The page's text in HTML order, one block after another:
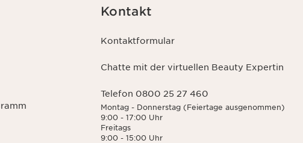
du jederzeit mit
Kontakt
Kontaktformular
Chatte mit der virtuellen Beauty Expertin
Telefon 0800 25 27 460
Montag - Donnerstag (Feiertage ausgenommen)
9:00 - 17:00 Uhr
Freitags
9:00 - 15:00 Uhr